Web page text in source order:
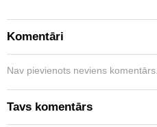
Komentāri
Nav pievienots neviens komentārs.
Tavs komentārs